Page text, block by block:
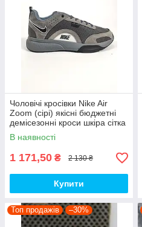
Чоловічі кросівки Nike Air
Zoom (сірі) якісні бюджетні
демісезонні кроси шкіра сітка
D426 топ
В наявності
1 171,50 ₴ 2 130 ₴
Купити
Топ продажів –30%